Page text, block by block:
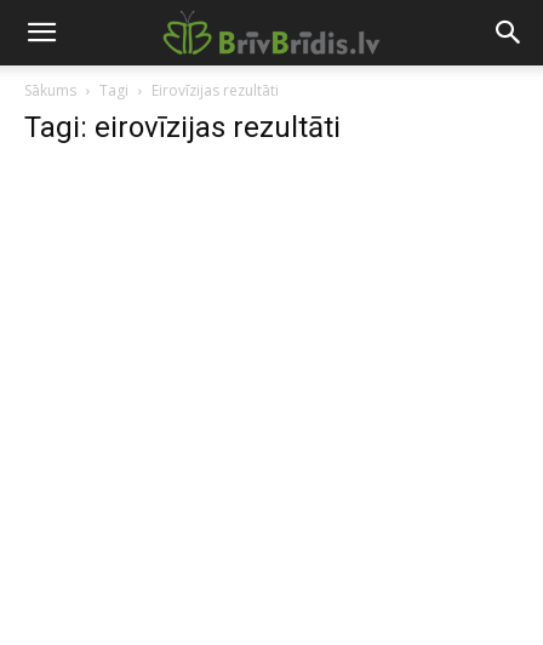
Sākums Tagi Eirovīzijas rezultāti
Tagi: eirovīzijas rezultāti